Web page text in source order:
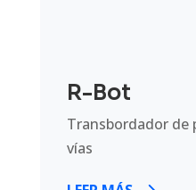
R-Bot
Transbordador de
vías